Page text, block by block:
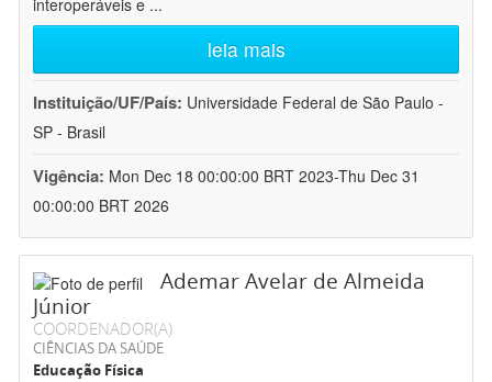
interoperáveis e ...
leia mais
Instituição/UF/País: Universidade Federal de São Paulo -
SP - Brasil
Vigência: Mon Dec 18 00:00:00 BRT 2023-Thu Dec 31
00:00:00 BRT 2026
Ademar Avelar de Almeida
Júnior
COORDENADOR(A)
CIÊNCIAS DA SAÚDE
Educação Física